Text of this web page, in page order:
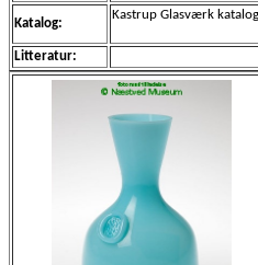
Katalog:
Kastrup Glasværk
Litteratur: